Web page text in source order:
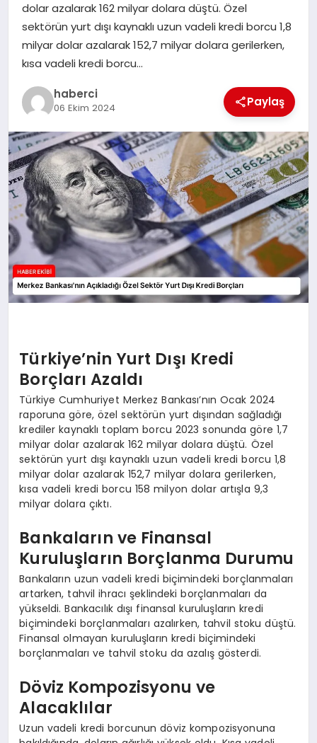
TEKNOLOJI
YAŞAM
dolar azalarak 162 milyar dolara düştü. Özel
sektörün yurt dışı kaynaklı uzun vadeli kredi borcu 1,8
milyar dolar azalarak 152,7 milyar dolara gerilerken,
kısa vadeli kredi borcu…
haberci
06 Ekim 2024 Paylaş
Türkiye’nin Yurt Dışı Kredi
Borçları Azaldı
Türkiye Cumhuriyet Merkez Bankası’nın Ocak 2024
raporuna göre, özel sektörün yurt dışından sağladığı
krediler kaynaklı toplam borcu 2023 sonunda göre 1,7
milyar dolar azalarak 162 milyar dolara düştü. Özel
sektörün yurt dışı kaynaklı uzun vadeli kredi borcu 1,8
milyar dolar azalarak 152,7 milyar dolara gerilerken,
kısa vadeli kredi borcu 158 milyon dolar artışla 9,3
milyar dolara çıktı.
Bankaların ve Finansal
Kuruluşların Borçlanma Durumu
Bankaların uzun vadeli kredi biçimindeki borçlanmaları
artarken, tahvil ihracı şeklindeki borçlanmaları da
yükseldi. Bankacılık dışı finansal kuruluşların kredi
biçimindeki borçlanmaları azalırken, tahvil stoku düştü.
Finansal olmayan kuruluşların kredi biçimindeki
borçlanmaları ve tahvil stoku da azalış gösterdi.
Döviz Kompozisyonu ve
Alacaklılar
Uzun vadeli kredi borcunun döviz kompozisyonuna